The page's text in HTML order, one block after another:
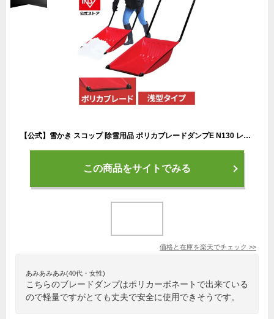
【公式】雪かき スコップ 除雪用品 ポリカブレードダンプE N130 レッド アイリスオーヤマ 道具
この商品をサイトでみる
価格と在庫を楽天でチェック >>
あみあみあみ(40代・女性)
こちらのブレードダンプはポリカーボネートで出来ている
ので軽量ですがとても丈夫で安全に使用できそうです。